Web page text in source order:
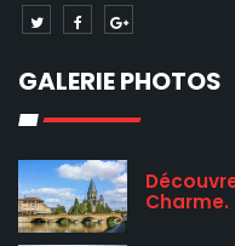
GALERIE PHOTOS
Charme.